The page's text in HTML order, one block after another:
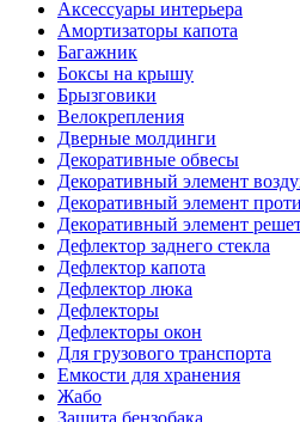
Аксессуары интерьера
Амортизаторы капота
Багажник
Боксы на крышу
Брызговики
Велокрепления
Дверные молдинги
Декоративные обвесы
Декоративный элемент
Декоративный элемент
Декоративный элемент
Дефлектор заднего стекла
Дефлектор капота
Дефлектор люка
Дефлекторы
Дефлекторы окон
Для грузового транспорта
Емкости для хранения
Жабо
Защита бензобака